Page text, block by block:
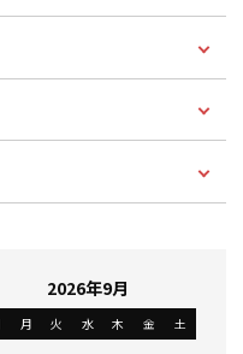
2026年9月
月 火 水 木 金 土